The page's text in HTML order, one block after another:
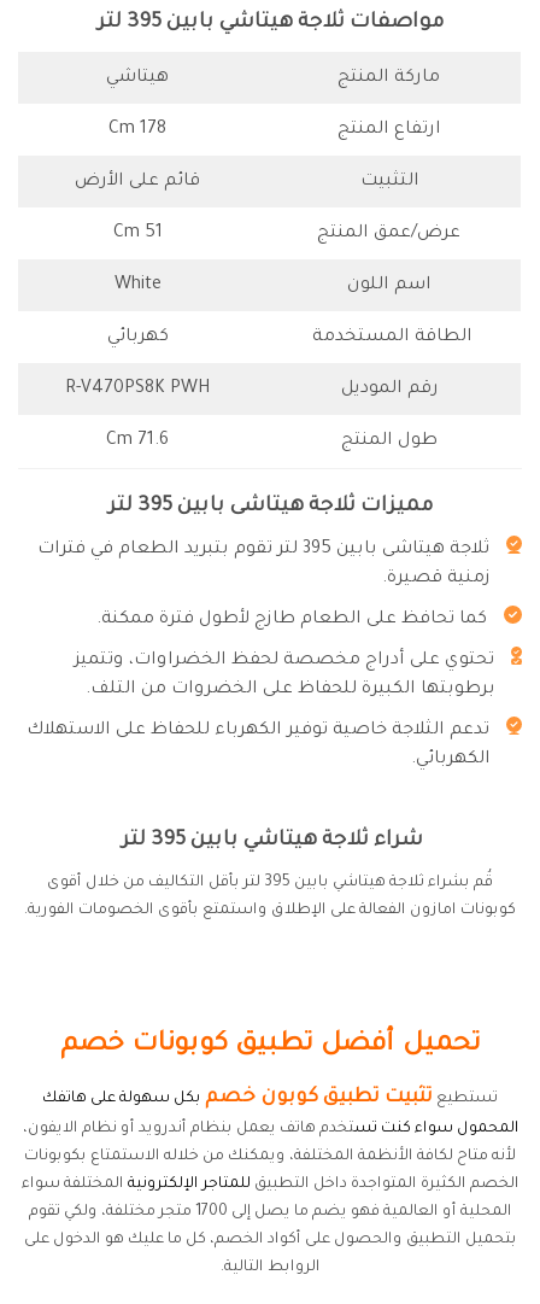
مواصفات ثلاجة هيتاشي بابين 395 لتر
ماركة المنتج هيتاشي
ارتفاع المنتج 178 Cm
التثبيت قائم على الأرض
عرض/عمق المنتج 51 Cm
اسم اللون White
الطاقة المستخدمة كهربائي
رقم الموديل R-V470PS8K PWH
طول المنتج 71.6 Cm
مميزات ثلاجة هيتاشى بابين 395 لتر
ثلاجة هيتاشى بابين 395 لتر تقوم بتبريد الطعام في فترات
زمنية قصيرة.
كما تحافظ على الطعام طازج لأطول فترة ممكنة.
تحتوي على أدراج مخصصة لحفظ الخضراوات، وتتميز
برطوبتها الكبيرة للحفاظ على الخضروات من التلف.
تدعم الثلاجة خاصية توفير الكهرباء للحفاظ على الاستهلاك
الكهربائي.
شراء ثلاجة هيتاشي بابين 395 لتر
قُم بشراء ثلاجة هيتاشي بابين 395 لتر بأقل التكاليف من خلال أقوى
كوبونات امازون الفعالة على الإطلاق واستمتع بأقوى الخصومات الفورية.
تحميل أفضل تطبيق كوبونات خصم
تستطيع تثبيت تطبيق كوبون خصم بكل سهولة على هاتفك
المحمول سواء كنت تستخدم هاتف يعمل بنظام أندرويد أو نظام الايفون،
لأنه متاح لكافة الأنظمة المختلفة، ويمكنك من خلاله الاستمتاع بكوبونات
الخصم الكثيرة المتواجدة داخل التطبيق للمتاجر الإلكترونية المختلفة سواء
المحلية أو العالمية فهو يضم ما يصل إلى 1700 متجر مختلفة، ولكي تقوم
بتحميل التطبيق والحصول على أكواد الخصم، كل ما عليك هو الدخول على
الروابط التالية.